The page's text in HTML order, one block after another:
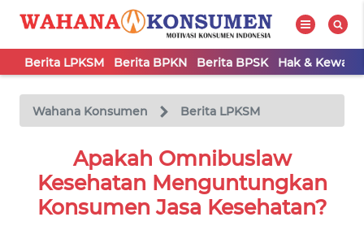
Berita LPKSM Berita BPKN Berita BPSK Hak &
Wahana Konsumen Berita LPKSM
Apakah Omnibuslaw
Kesehatan Menguntungkan
Konsumen Jasa Kesehatan?
TV
Tutup
LPKSM
BERITA